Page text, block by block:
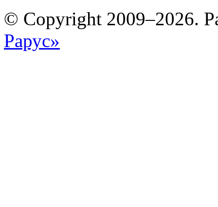
© Copyright 2009–2026.
Рарус»